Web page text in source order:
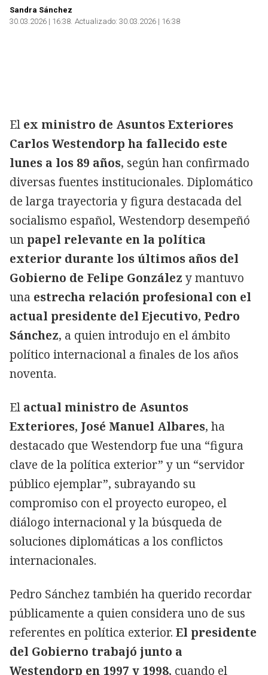
Sandra Sánchez
30.03.2026 | 16:38 Actualizado: 30.03.2026 | 16:38
El ex ministro de Asuntos Exteriores
Carlos Westendorp ha fallecido este
lunes a los 89 años, según han confirmado
diversas fuentes institucionales. Diplomático
de larga trayectoria y figura destacada del
socialismo español, Westendorp desempeñó
un papel relevante en la política
exterior durante los últimos años del
Gobierno de Felipe González y mantuvo
una estrecha relación profesional con el
actual presidente del Ejecutivo, Pedro
Sánchez, a quien introdujo en el ámbito
político internacional a finales de los años
noventa.
El actual ministro de Asuntos
Exteriores, José Manuel Albares, ha
destacado que Westendorp fue una “figura
clave de la política exterior” y un “servidor
público ejemplar”, subrayando su
compromiso con el proyecto europeo, el
diálogo internacional y la búsqueda de
soluciones diplomáticas a los conflictos
internacionales.
Pedro Sánchez también ha querido recordar
públicamente a quien considera uno de sus
referentes en política exterior. El presidente
del Gobierno trabajó junto a
Westendorp en 1997 y 1998, cuando el